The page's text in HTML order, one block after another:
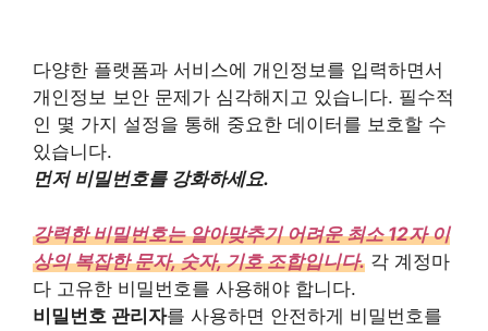
다양한 플랫폼과 서비스에 개인정보를 입력하면서
개인정보 보안 문제가 심각해지고 있습니다. 필수적
인 몇 가지 설정을 통해 중요한 데이터를 보호할 수
있습니다.
먼저 비밀번호를 강화하세요.
강력한 비밀번호는 알아맞추기 어려운 최소 12자 이
상의 복잡한 문자, 숫자, 기호 조합입니다. 각 계정마
다 고유한 비밀번호를 사용해야 합니다.
비밀번호 관리자를 사용하면 안전하게 비밀번호를